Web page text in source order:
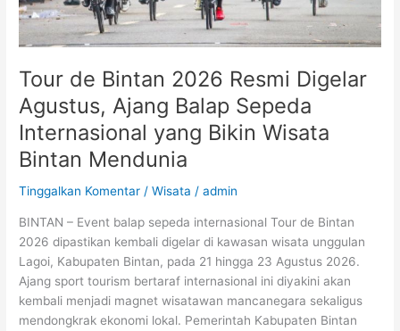
Tour de Bintan 2026 Resmi Digelar
Agustus, Ajang Balap Sepeda
Internasional yang Bikin Wisata
Bintan Mendunia
Tinggalkan Komentar /Wisata /admin
BINTAN – Event balap sepeda internasional Tour de Bintan
2026 dipastikan kembali digelar di kawasan wisata unggulan
Lagoi, Kabupaten Bintan, pada 21 hingga 23 Agustus 2026.
Ajang sport tourism bertaraf internasional ini diyakini akan
kembali menjadi magnet wisatawan mancanegara sekaligus
mendongkrak ekonomi lokal. Pemerintah Kabupaten Bintan
Sepeda
Internasional
Bikin
Wisata
Bintan
Mendunia